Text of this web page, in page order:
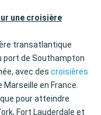
une croisière
transatlantique
port de Southampton
avec des croisières
Marseille en France.
pour atteindre
Fort Lauderdale et